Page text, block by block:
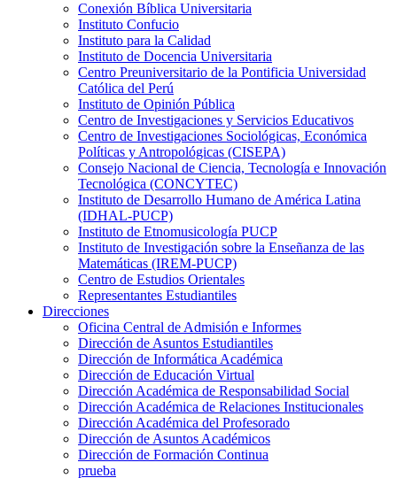
Conexión Bíblica Universitaria
Instituto Confucio
Instituto para la Calidad
Instituto de Docencia Universitaria
Centro Preuniversitario de la Pontificia Universidad
Católica del Perú
Instituto de Opinión Pública
Centro de Investigaciones y Servicios Educativos
Centro de Investigaciones Sociológicas, Económica
Políticas y Antropológicas (CISEPA)
Consejo Nacional de Ciencia, Tecnología e Innovación
Tecnológica (CONCYTEC)
Instituto de Desarrollo Humano de América Latina
(IDHAL-PUCP)
Instituto de Etnomusicología PUCP
Instituto de Investigación sobre la Enseñanza de las
Matemáticas (IREM-PUCP)
Centro de Estudios Orientales
Representantes Estudiantiles
Direcciones
Oficina Central de Admisión e Informes
Dirección de Asuntos Estudiantiles
Dirección de Informática Académica
Dirección de Educación Virtual
Dirección Académica de Responsabilidad Social
Dirección Académica de Relaciones Institucionales
Dirección Académica del Profesorado
Dirección de Asuntos Académicos
Dirección de Formación Continua
prueba